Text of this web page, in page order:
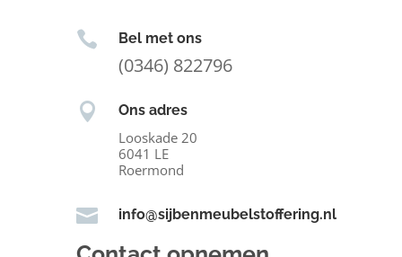
 Bel met ons
(0346) 822796
 Ons adres
Looskade 20
6041 LE
Roermond
 info@sijbenmeubelstoffering.nl